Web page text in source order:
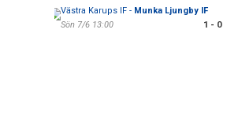
Västra Karups IF - Munka Ljungby IF
Sön 7/6 13:00
1 - 0